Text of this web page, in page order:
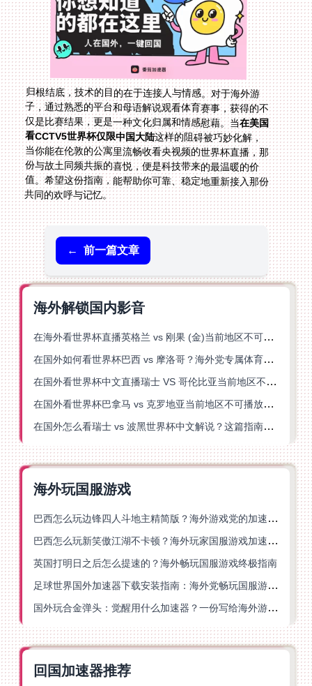
归根结底，技术的目的在于连接人与情感。对于海外游
子，通过熟悉的平台和母语解说观看体育赛事，获得的不
仅是比赛结果，更是一种文化归属和情感慰藉。当在美国
看CCTV5世界杯仅限中国大陆这样的阻碍被巧妙化解，
当你能在伦敦的公寓里流畅收看央视频的世界杯直播，那
份与故土同频共振的喜悦，便是科技带来的最温暖的价
值。希望这份指南，能帮助你可靠、稳定地重新接入那份
共同的欢呼与记忆。
← 前一篇文章
海外解锁国内影音
在海外看世界杯直播英格兰 vs 刚果 (金)当前地区不可播放？这篇指南帮你突破所有限制
在国外如何看世界杯巴西 vs 摩洛哥？海外党专属体育观赛指南来了
在国外看世界杯中文直播瑞士 VS 哥伦比亚当前地区不可播放？这篇指南帮你搞定
在国外看世界杯巴拿马 vs 克罗地亚当前地区不可播放？这篇指南帮你轻松解决海外体育直播难题
在国外怎么看瑞士 vs 波黑世界杯中文解说？这篇指南帮你搞定所有地区限制问题
海外玩国服游戏
巴西怎么玩边锋四人斗地主精简版？海外游戏党的加速器终极选择
巴西怎么玩新笑傲江湖不卡顿？海外玩家国服游戏加速终极指南（附猫和老鼠一梦江湖实测）
英国打明日之后怎么提速的？海外畅玩国服游戏终极指南
足球世界国外加速器下载安装指南：海外党畅玩国服游戏的终极解决方案
国外玩合金弹头：觉醒用什么加速器？一份写给海外游子的畅玩指南
回国加速器推荐